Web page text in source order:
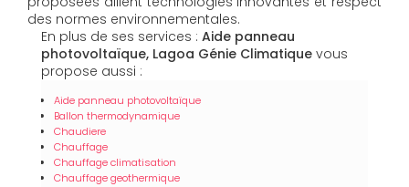
des normes environnementales.
En plus de ses services : Aide panneau
photovoltaïque, Lagoa Génie Climatique vous
propose aussi :
Aide panneau photovoltaïque
Ballon thermodynamique
Chaudiere
Chauffage
Chauffage climatisation
Chauffage geothermique